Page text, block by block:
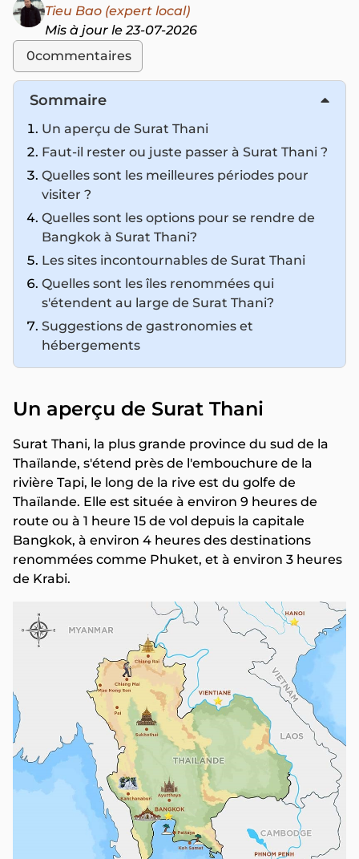
Tieu Bao (expert local)
Mis à jour le 23-07-2026
0commentaires
Sommaire
Un aperçu de Surat Thani
Faut-il rester ou juste passer à Surat Thani ?
Quelles sont les meilleures périodes pour
visiter ?
Quelles sont les options pour se rendre de
Bangkok à Surat Thani?
Les sites incontournables de Surat Thani
Quelles sont les îles renommées qui
s'étendent au large de Surat Thani?
Suggestions de gastronomies et
hébergements
Un aperçu de Surat Thani
Surat Thani, la plus grande province du sud de la
Thaïlande, s'étend près de l'embouchure de la
rivière Tapi, le long de la rive est du golfe de
Thaïlande. Elle est située à environ 9 heures de
route ou à 1 heure 15 de vol depuis la capitale
Bangkok, à environ 4 heures des destinations
renommées comme Phuket, et à environ 3 heures
de Krabi.